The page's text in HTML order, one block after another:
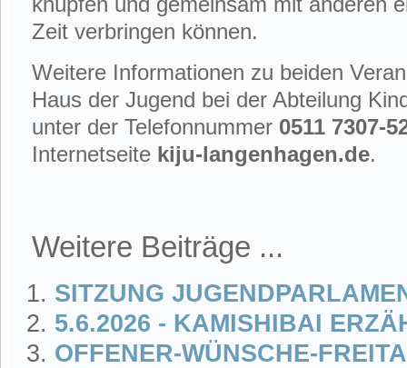
Zeit verbringen können.
Weitere Informationen zu beiden
Haus der Jugend bei der Abteilung
unter der Telefonnummer 0511 7307-
Internetseite kiju-langenhagen.de.
Weitere Beiträge ...
SITZUNG
5.6.2026 - KAMISHIBAI
OFFENER-WÜNSCHE-